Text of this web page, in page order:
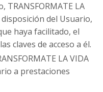
TRANSFORMATE LA
del Usuario,
haya facilitado, el
claves de acceso a él.
LA VIDA
a prestaciones